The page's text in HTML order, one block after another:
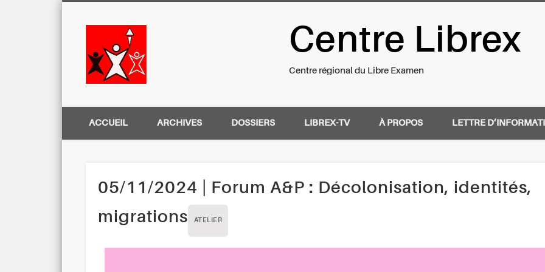
Centre Régional du Libre Examen
Centre Librex
Centre régional du Libre Examen
ACCUEIL ARCHIVES DOSSIERS LIBREX-TV À PROPOS LETTRE
05/11/2024 | Forum A&P : Décolonisation, identités,
migrations
ATELIER